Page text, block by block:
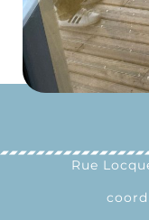
Rue